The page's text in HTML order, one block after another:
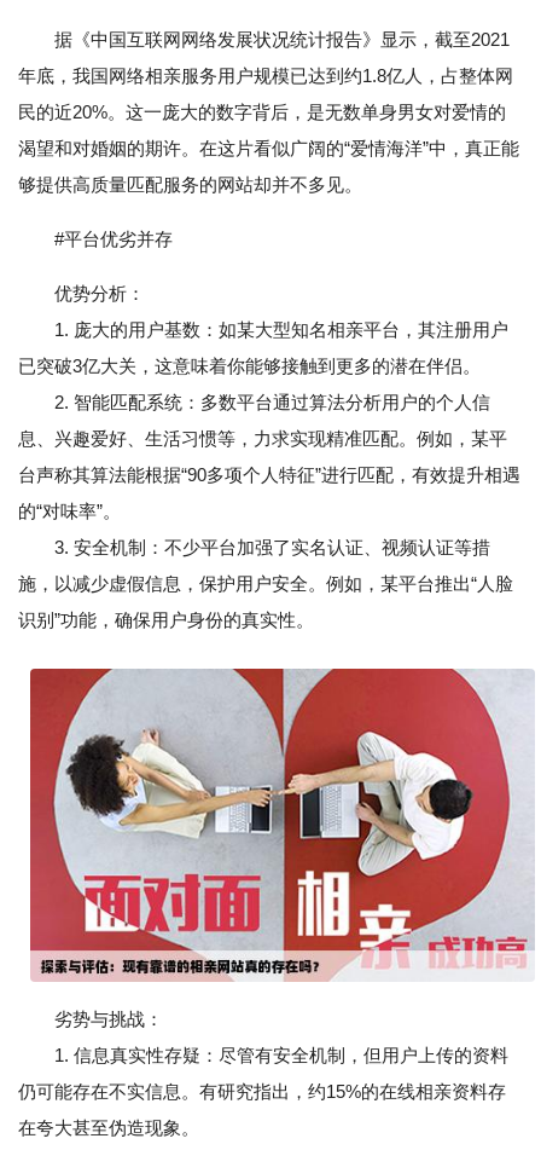
据《中国互联网网络发展状况统计报告》显示，截至2021
年底，我国网络相亲服务用户规模已达到约1.8亿人，占整体网
民的近20%。这一庞大的数字背后，是无数单身男女对爱情的
渴望和对婚姻的期许。在这片看似广阔的“爱情海洋”中，真正能
够提供高质量匹配服务的网站却并不多见。
#平台优劣并存
优势分析：
1. 庞大的用户基数：如某大型知名相亲平台，其注册用户
已突破3亿大关，这意味着你能够接触到更多的潜在伴侣。
2. 智能匹配系统：多数平台通过算法分析用户的个人信
息、兴趣爱好、生活习惯等，力求实现精准匹配。例如，某平
台声称其算法能根据“90多项个人特征”进行匹配，有效提升相遇
的“对味率”。
3. 安全机制：不少平台加强了实名认证、视频认证等措
施，以减少虚假信息，保护用户安全。例如，某平台推出“人脸
识别”功能，确保用户身份的真实性。
劣势与挑战：
1. 信息真实性存疑：尽管有安全机制，但用户上传的资料
仍可能存在不实信息。有研究指出，约15%的在线相亲资料存
在夸大甚至伪造现象。